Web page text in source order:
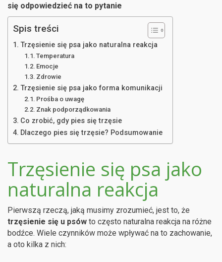
się odpowiedzieć na to pytanie
Spis treści
Trzęsienie się psa jako naturalna reakcja
Temperatura
Emocje
Zdrowie
Trzęsienie się psa jako forma komunikacji
Prośba o uwagę
Znak podporządkowania
Co zrobić, gdy pies się trzęsie
Dlaczego pies się trzęsie? Podsumowanie
Trzęsienie się psa jako
naturalna reakcja
Pierwszą rzeczą, jaką musimy zrozumieć, jest to, że
trzęsienie się u psów to często naturalna reakcja na różne
bodźce. Wiele czynników może wpływać na to zachowanie,
a oto kilka z nich: